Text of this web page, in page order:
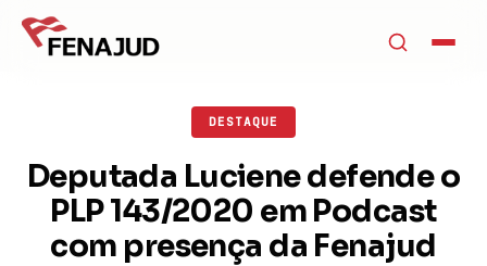
DESTAQUE
Deputada Luciene defende o
PLP 143/2020 em Podcast
com presença da Fenajud